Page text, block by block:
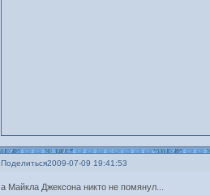
Поделиться2009-07-09 19:41:53
а Майкла Джексона никто не помянул...